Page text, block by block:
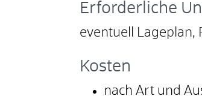
Erforderliche
eventuell Lageplan,
Kosten
nach Art und